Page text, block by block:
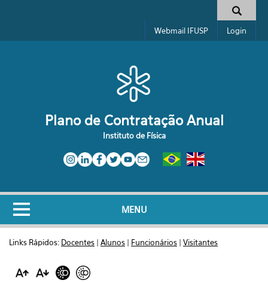
Formulário de busca
Webmail IFUSP Login
Plano de Contratação Anual
Instituto de Física
MENU
Links Rápidos: Docentes | Alunos | Funcionários | Visitantes